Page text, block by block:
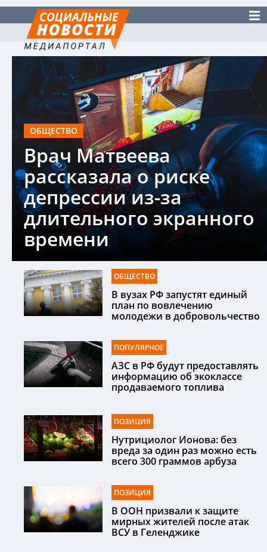
ОБЩЕСТВО
Врач Матвеева
рассказала о риске
депрессии из-за
длительного экранного
времени
ОБЩЕСТВО
В вузах РФ запустят единый
план по вовлечению
молодежи в добровольчество
ПОПУЛЯРНОЕ
АЗС в РФ будут предоставлять
информацию об экоклассе
продаваемого топлива
ПОЗИЦИЯ
Нутрициолог Ионова: без
вреда за один раз можно есть
всего 300 граммов арбуза
ПОЗИЦИЯ
В ООН призвали к защите
мирных жителей после атак
ВСУ в Геленджике